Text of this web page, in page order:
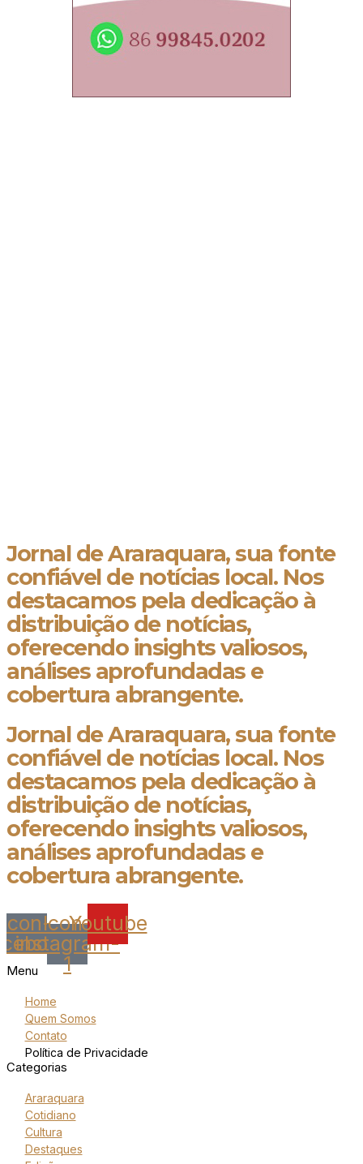
Jornal de Araraquara, sua fonte
confiável de notícias local. Nos
destacamos pela dedicação à
distribuição de notícias,
oferecendo insights valiosos,
análises aprofundadas e
cobertura abrangente.
Jornal de Araraquara, sua fonte
confiável de notícias local. Nos
destacamos pela dedicação à
distribuição de notícias,
oferecendo insights valiosos,
análises aprofundadas e
cobertura abrangente.
Icon-Icon-
instagram-
1
Youtube
Menu
Home
Quem Somos
Contato
Política de Privacidade
Categorias
Araraquara
Cotidiano
Cultura
Destaques